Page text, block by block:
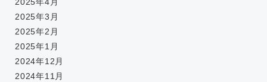
2025年3月
2025年2月
2025年1月
2024年12月
2024年11月